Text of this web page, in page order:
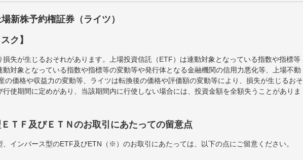
新株予約権証券（ライツ）
ク】
失が生じるおそれがあります。上場投資信託（ETF）は連動対象となっている指数や指標等
対象となっている指数や指標等の変動等や発行体となる金融機関の信用力悪化等、上場不動
の価格や収益力の変動等、ライツは転換後の価格や評価額の変動等により、損失が生じるおそ
使期間に定めがあり、当該期間内に行使しない場合には、投資金額を全額失うことがありま
ＴＦ及びＥＴＮのお取引にあたっての留意点
、インバース型のETF及びETN（※）のお取引にあたっては、以下の点にご留意ください。